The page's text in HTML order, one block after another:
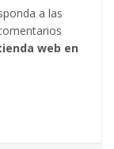
a las
web en